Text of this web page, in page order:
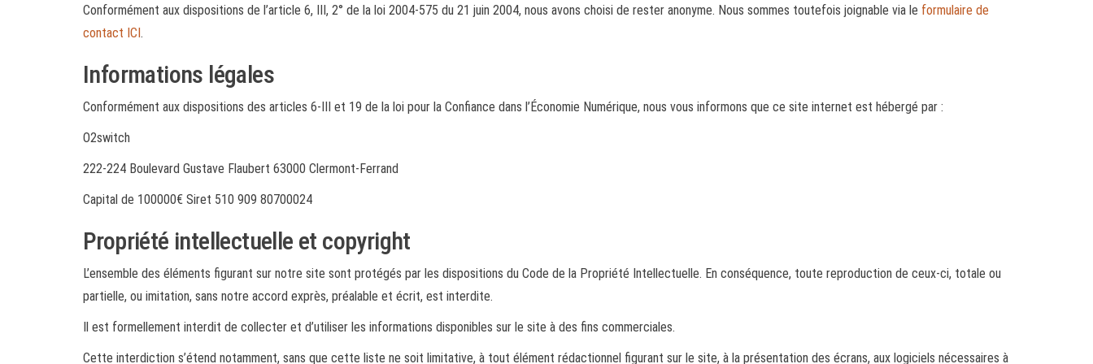
Conformément aux dispositions de l’article 6, III, 2° de la loi 2004-575 du 21 juin 2004, nous avons choisi de rester anonyme. Nous sommes toutefois joignable via le formulaire de
contact ICI.
Informations légales
Conformément aux dispositions des articles 6-III et 19 de la loi pour la Confiance dans l’Économie Numérique, nous vous informons que ce site internet est hébergé par :
O2switch
222-224 Boulevard Gustave Flaubert 63000 Clermont-Ferrand
Capital de 100000€ Siret 510 909 80700024
Propriété intellectuelle et copyright
L’ensemble des éléments figurant sur notre site sont protégés par les dispositions du Code de la Propriété Intellectuelle. En conséquence, toute reproduction de ceux-ci, totale ou
partielle, ou imitation, sans notre accord exprès, préalable et écrit, est interdite.
Il est formellement interdit de collecter et d’utiliser les informations disponibles sur le site à des fins commerciales.
Cette interdiction s’étend notamment, sans que cette liste ne soit limitative, à tout élément rédactionnel figurant sur le site, à la présentation des écrans, aux logiciels nécessaires à